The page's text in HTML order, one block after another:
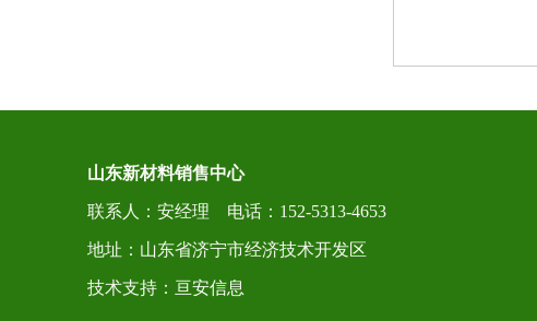
山东新材料销售中心
联系人：安经理 电话：152-5313-4653
地址：山东省济宁市经济技术开发区
技术支持： 亘安信息